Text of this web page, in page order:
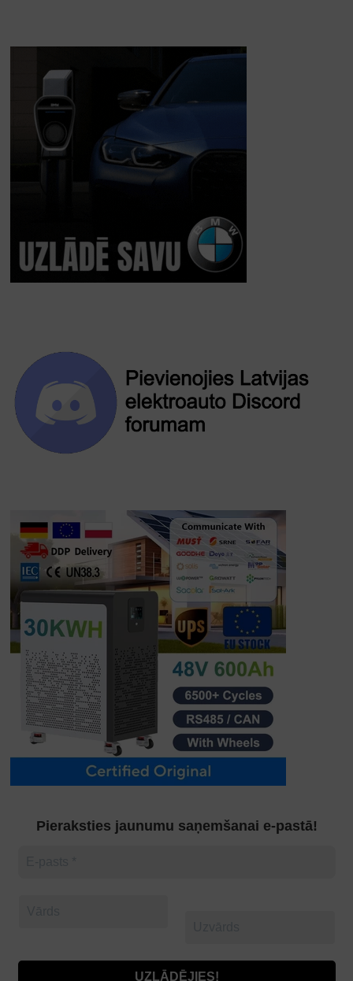
Pieraksties jaunumu saņemšanai e-pastā!